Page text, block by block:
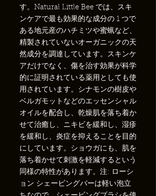
す。Natural Little Bee では、スキ
ンケアで最も効果的な成分の 1 つで
ある地元産のハチミツや蜜蝋など、
精製されていないオーガニックの天
然成分を調達しています。スキンケ
アだけでなく、傷を治す効果が科学
的に証明されている薬用としても使
用されています。シナモンの樹皮や
ベルガモットなどのエッセンシャル
オイルを配合し、乾燥肌を落ち着か
せて治癒し、ニキビを緩和し、湿疹
を緩和し、炎症を抑えることを目的
にしています。ショウガにも、肌を
落ち着かせて刺激を軽減するという
同様の特性があります。注: ローシ
ョン シェービングバーは軽い泡立